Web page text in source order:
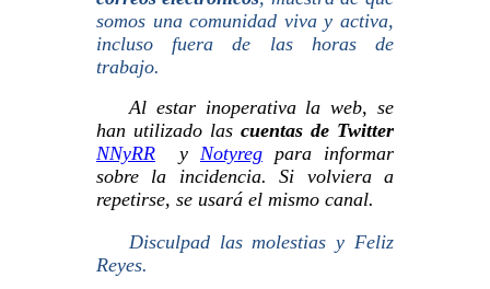
somos una comunidad viva y activa,
incluso fuera de las horas de
trabajo.
Al estar inoperativa la web, se
han utilizado las cuentas de Twitter
NNyRR y Notyreg para informar
sobre la incidencia. Si volviera a
repetirse, se usará el mismo canal.
Disculpad las molestias y Feliz
Reyes.